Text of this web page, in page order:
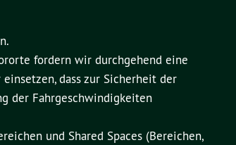
fordern wir durchgehend eine
dass zur Sicherheit der
der Fahrgeschwindigkeiten
und Shared Spaces (Bereichen,